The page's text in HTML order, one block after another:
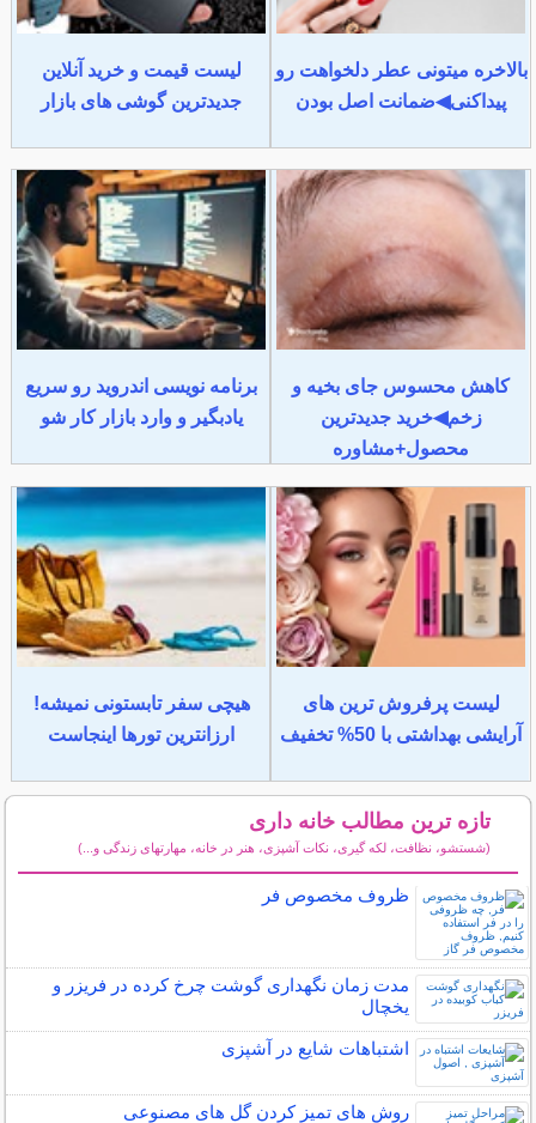
بالاخره میتونی عطر دلخواهت رو
پیداکنی◀ضمانت اصل بودن
لیست قیمت و خرید آنلاین
جدیدترین گوشی های بازار
کاهش محسوس جای بخیه و
زخم◀خرید جدیدترین
محصول+مشاوره
برنامه نویسی اندروید رو سریع
یادبگیر و وارد بازار کار شو
لیست پرفروش ترین های
آرایشی بهداشتی با 50% تخفیف
هیچی سفر تابستونی نمیشه!
ارزانترین تورها اینجاست
تازه ترین مطالب خانه داری
(شستشو، نظافت، لکه گیری، نکات آشپزی، هنر در خانه، مهارتهای زندگی و...)
ظروف مخصوص فر
مدت زمان نگهداری گوشت چرخ کرده در فریزر و
یخچال
اشتباهات شایع در آشپزی
روش های تمیز کردن گل های مصنوعی